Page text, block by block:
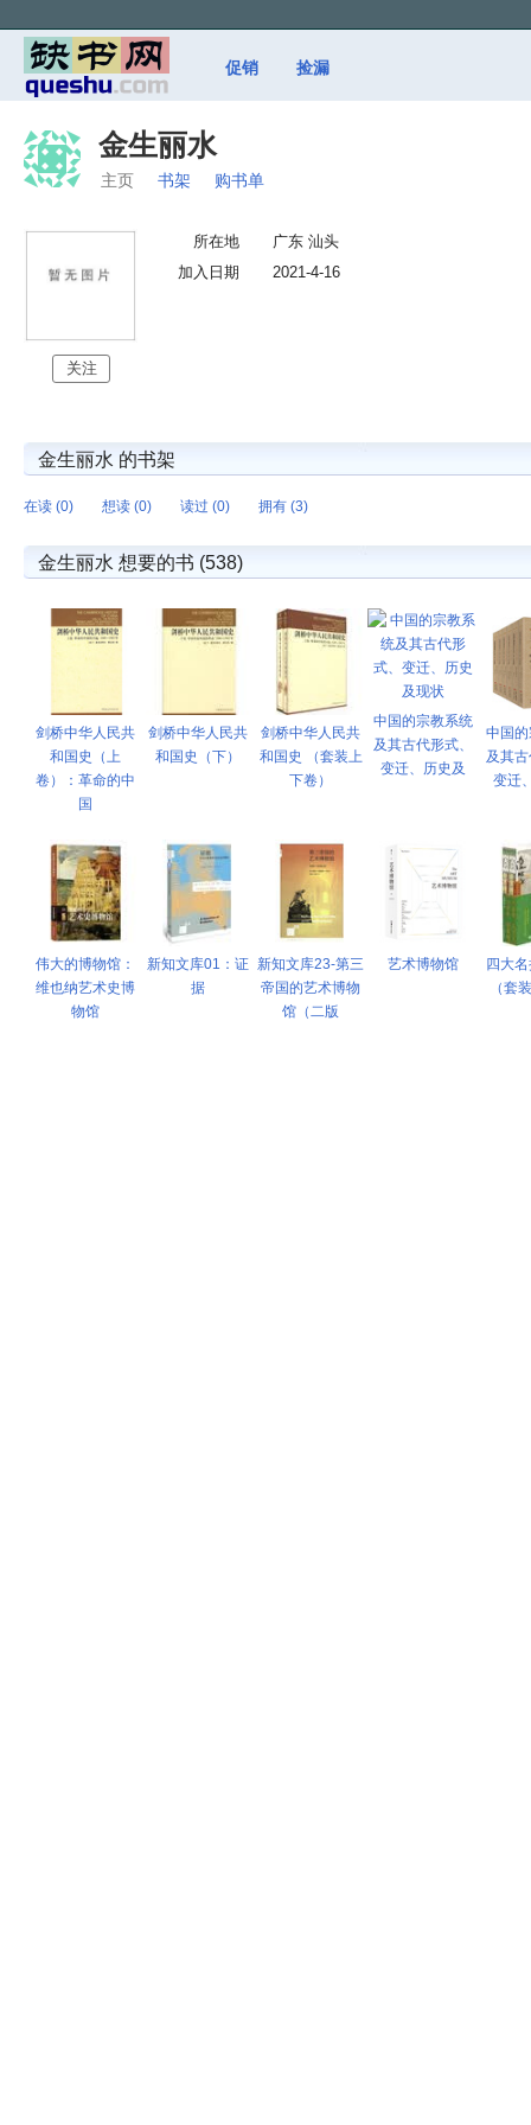
促销 捡漏
金生丽水
主页 书架 购书单
关注
所在地
广东 汕头
加入日期
2021-4-16
金生丽水 的书架
在读 (0) 想读 (0) 读过 (0) 拥有 (3)
金生丽水 想要的书 (538)
剑桥中华人民共
和国史（上
卷）：革命的中
国
剑桥中华人民共
和国史（下）
剑桥中华人民共
和国史 （套装上
下卷）
中国的宗教系统
及其古代形式、
变迁、历史及
中国
及其
变迁
伟大的博物馆：
维也纳艺术史博
物馆
新知文库01：证
据
新知文库23-第三
帝国的艺术博物
馆（二版
艺术博物馆
四大
（套